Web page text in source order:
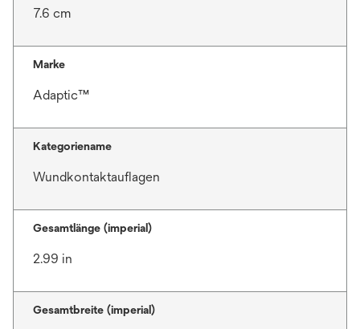
7.6 cm
Marke
Adaptic™
Kategoriename
Wundkontaktauflagen
Gesamtlänge (imperial)
2.99 in
Gesamtbreite (imperial)